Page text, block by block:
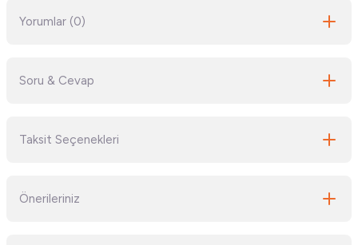
Yorumlar (0)
Soru & Cevap
Taksit Seçenekleri
Önerileriniz